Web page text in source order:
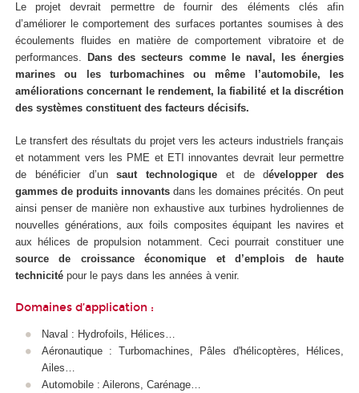
Le projet devrait permettre de fournir des éléments clés afin
d’améliorer le comportement des surfaces portantes soumises à des
écoulements fluides en matière de comportement vibratoire et de
performances.
Dans des secteurs comme le naval, les énergies
marines ou les turbomachines ou même l’automobile, les
améliorations concernant le rendement, la fiabilité et la discrétion
des systèmes constituent des facteurs décisifs.
Le transfert des résultats du projet vers les acteurs industriels français
et notamment vers les PME et ETI innovantes devrait leur permettre
de bénéficier d’unsaut technologique et de développer des
gammes de produits innovants dans les domaines précités. On peut
ainsi penser de manière non exhaustive aux turbines hydroliennes de
nouvelles générations, aux foils composites équipant les navires et
aux hélices de propulsion notamment. Ceci pourrait constituer une
source de croissance économique et d’emplois de haute
technicité pour le pays dans les années à venir.
Domaines d’application :
Naval : Hydrofoils, Hélices…
Aéronautique : Turbomachines, Pâles d'hélicoptères, Hélices,
Ailes…
Automobile : Ailerons, Carénage…